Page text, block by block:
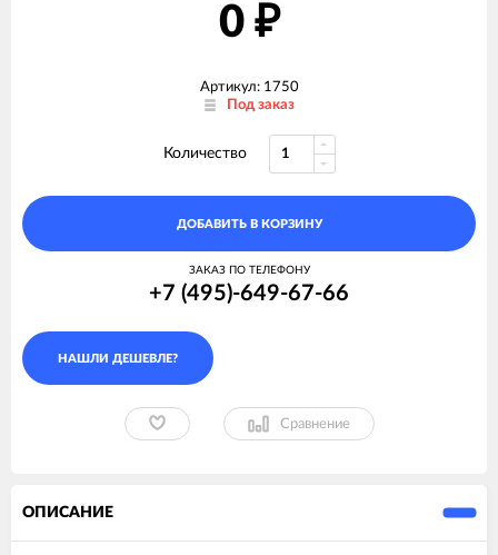
0 ₽
Артикул: 1750
Под заказ
Количество
ДОБАВИТЬ В КОРЗИНУ
ЗАКАЗ ПО ТЕЛЕФОНУ
+7 (495)-649-67-66
Сравнение
ОПИСАНИЕ